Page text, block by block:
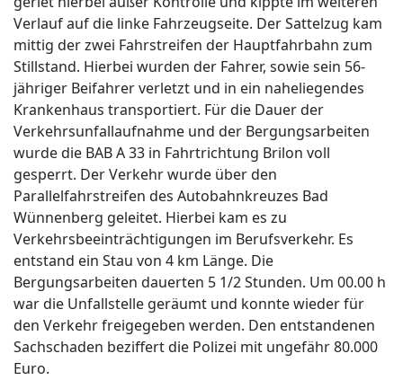
Verlauf auf die linke Fahrzeugseite. Der Sattelzug kam
mittig der zwei Fahrstreifen der Hauptfahrbahn zum
Stillstand. Hierbei wurden der Fahrer, sowie sein 56-
jähriger Beifahrer verletzt und in ein naheliegendes
Krankenhaus transportiert. Für die Dauer der
Verkehrsunfallaufnahme und der Bergungsarbeiten
wurde die BAB A 33 in Fahrtrichtung Brilon voll
gesperrt. Der Verkehr wurde über den
Parallelfahrstreifen des Autobahnkreuzes Bad
Wünnenberg geleitet. Hierbei kam es zu
Verkehrsbeeinträchtigungen im Berufsverkehr. Es
entstand ein Stau von 4 km Länge. Die
Bergungsarbeiten dauerten 5 1/2 Stunden. Um 00.00 h
war die Unfallstelle geräumt und konnte wieder für
den Verkehr freigegeben werden. Den entstandenen
Sachschaden beziffert die Polizei mit ungefähr 80.000
Euro.